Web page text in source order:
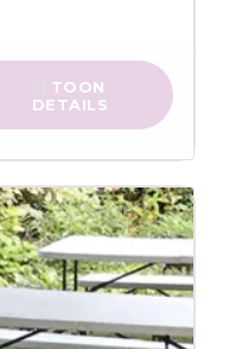
TOON
DETAILS